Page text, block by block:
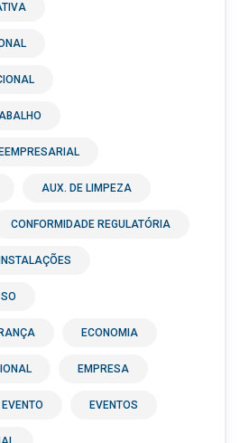
AUX. DE LIMPEZA
CONFORMIDADE REGULATÓRIA
ECONOMIA
EMPRESA
EVENTO EVENTOS